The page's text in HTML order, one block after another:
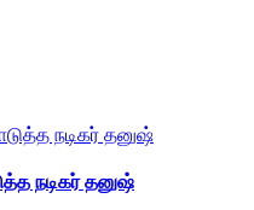
நடிகர் தனுஷ்